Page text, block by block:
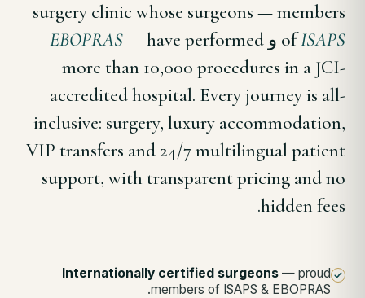
surgery clinic whose surgeons — members
ofISAPS و EBOPRAS— have performed
more than 10,000 procedures in a JCI-
accredited hospital. Every journey is all-
inclusive: surgery, luxury accommodation,
VIP transfers and 24/7 multilingual patient
support, with transparent pricing and no
hidden fees.
Internationally certified surgeons — proud
members of ISAPS & EBOPRAS.